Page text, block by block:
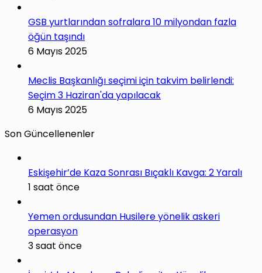
GSB yurtlarından sofralara 10 milyondan fazla
öğün taşındı
6 Mayıs 2025
Meclis Başkanlığı seçimi için takvim belirlendi:
Seçim 3 Haziran'da yapılacak
6 Mayıs 2025
Son Güncellenenler
Eskişehir’de Kaza Sonrası Bıçaklı Kavga: 2 Yaralı
1 saat önce
Yemen ordusundan Husilere yönelik askeri
operasyon
3 saat önce